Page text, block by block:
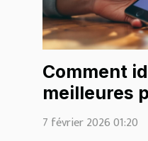
Comment
meilleures
pour des
7 février 2026 01:20